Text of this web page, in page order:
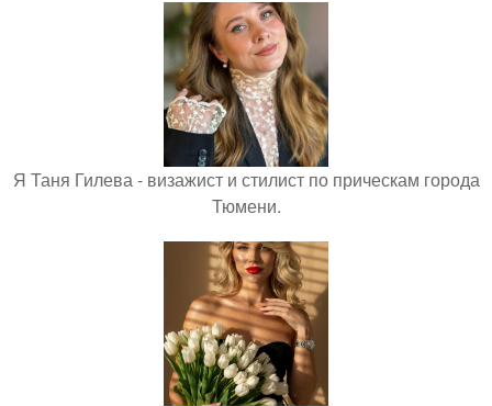
Я Таня Гилева - визажист и стилист по прическам города
Тюмени.